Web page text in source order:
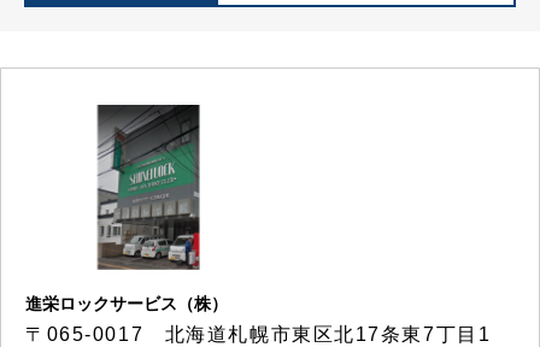
進栄ロックサービス（株）
〒065-0017 北海道札幌市東区北17条東7丁目1